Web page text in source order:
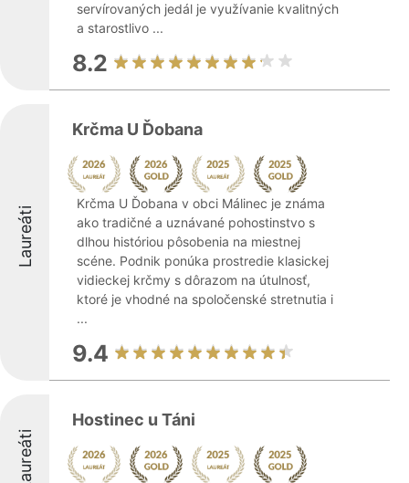
servírovaných jedál je využívanie kvalitných
a starostlivo ...
8.2
Laureáti
Krčma U Ďobana
Krčma U Ďobana v obci Málinec je známa
ako tradičné a uznávané pohostinstvo s
dlhou históriou pôsobenia na miestnej
scéne. Podnik ponúka prostredie klasickej
vidieckej krčmy s dôrazom na útulnosť,
ktoré je vhodné na spoločenské stretnutia i
...
9.4
Laureáti
Hostinec u Táni